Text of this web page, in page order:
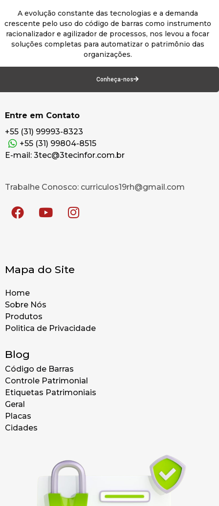
A evolução constante das tecnologias e a demanda
crescente pelo uso do código de barras como instrumento
racionalizador e agilizador de processos, nos levou a focar
soluções completas para automatizar o patrimônio das
organizações.
Conheça-nos
Entre em Contato
+55 (31) 99993-8323
+55 (31) 99804-8515
E-mail: 3tec@3tecinfor.com.br
Trabalhe Conosco: curriculos19rh@gmail.com
Mapa do Site
Home
Sobre Nós
Produtos
Politica de Privacidade
Blog
Código de Barras
Controle Patrimonial
Etiquetas Patrimoniais
Geral
Placas
Cidades